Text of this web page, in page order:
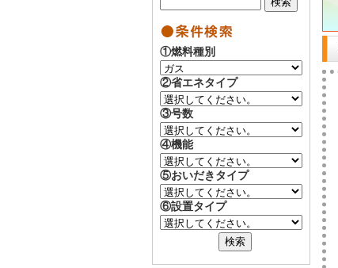
①燃料種別
②省エネタイプ
③号数
④機能
⑤おいだきタイプ
⑥設置タイプ